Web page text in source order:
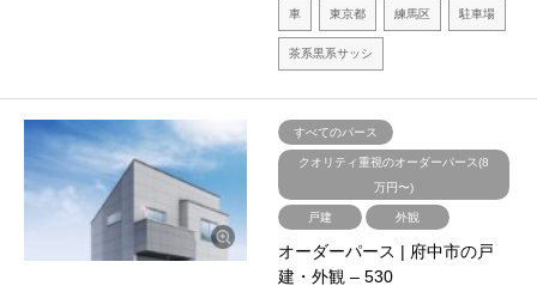
車 東京都 練馬区 駐車場
茶系黒系サッシ
すべてのパース
クオリティ重視のオーダーパース(8
万円〜)
戸建 外観
オーダーパース | 府中市の戸
建・外観 – 530